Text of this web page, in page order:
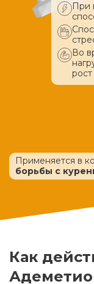
При
Во
Применяется в
борьбы с
Как